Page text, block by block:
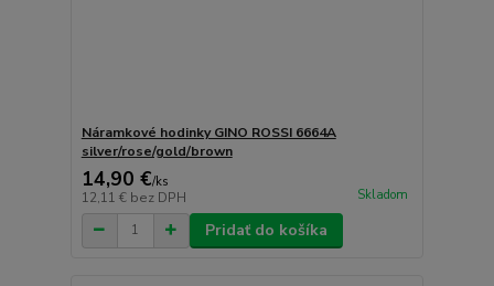
Náramkové hodinky GINO ROSSI 6664A
silver/rose/gold/brown
14,90 €/ks
12,11 € bez DPH Skladom
Pridať do košíka